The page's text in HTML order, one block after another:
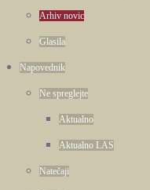
Arhiv novic
Glasila
Napovednik
Ne spreglejte
Aktualno
Aktualno LAS
Natečaji